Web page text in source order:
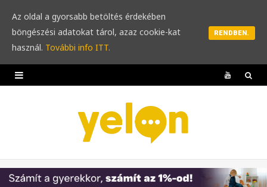
Y
u
b
Az oldal a gyorsabb betöltés érdekében
böngészési adatokat tárol, azaz cookie-kat
használ. További info ITT.
RENDBEN.